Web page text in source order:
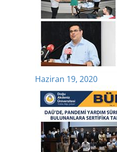
Haziran 19, 2020